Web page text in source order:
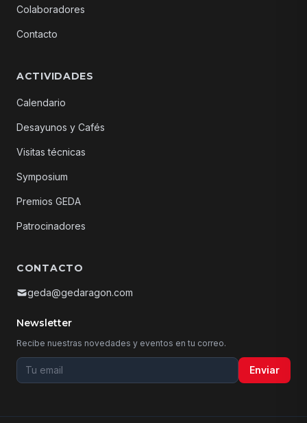
Colaboradores
Contacto
ACTIVIDADES
Calendario
Desayunos y Cafés
Visitas técnicas
Symposium
Premios GEDA
Patrocinadores
CONTACTO
geda@gedaragon.com
Newsletter
Recibe nuestras novedades y eventos en tu correo.
Tu email para la newsletter Enviar